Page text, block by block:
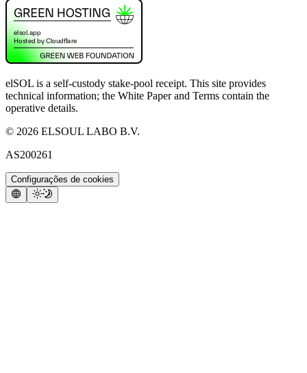
elSOL is a self-custody stake-pool receipt. This site provides
technical information; the White Paper and Terms contain the
operative details.
© 2026 ELSOUL LABO B.V.
AS200261
Configurações de cookies